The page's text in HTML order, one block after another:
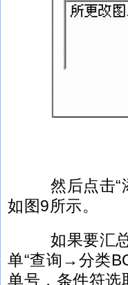
然后点击“
如图9所示。
如果要汇总
单“查询→分类
单号，条件符选